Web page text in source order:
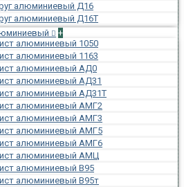
алюминиевый Д16
алюминиевый Д16Т
+
алюминиевый 1050
алюминиевый 1163
алюминиевый АД0
алюминиевый АД31
алюминиевый АД31Т
алюминиевый АМГ2
алюминиевый АМГ3
алюминиевый АМГ5
алюминиевый АМГ6
алюминиевый АМЦ
алюминиевый В95
алюминиевый В95т